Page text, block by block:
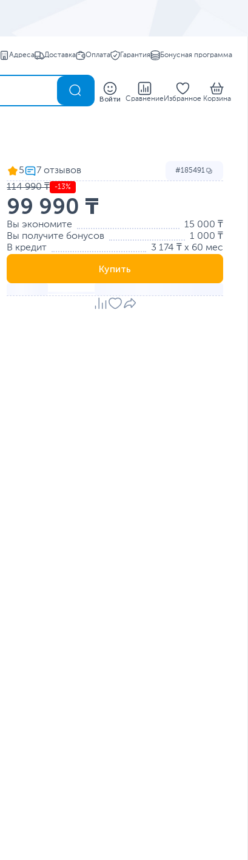
Адреса Доставка Оплата Гарантия Бонусная программа
Войти Сравнение Избранное Корзина
5 185491
114 990 ₸ -13%
99 990 ₸
Вы экономите
15 000 ₸
Вы получите бонусов
1 000 ₸
В кредит
3 174 ₸ x 60 мес
Купить